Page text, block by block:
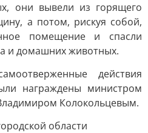
они вывели из горящего
а потом, рискуя собой,
помещение и спасли
и домашних животных.
действия
награждены министром
Колокольцевым.
области